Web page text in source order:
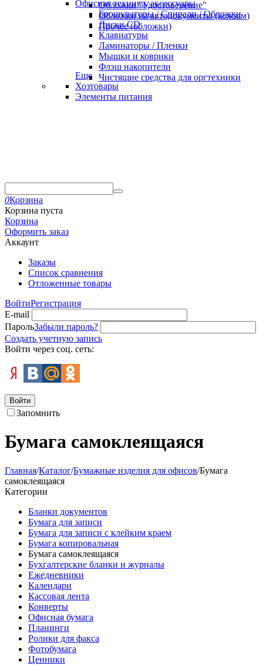
Обложки "Удостоверение"
Обложки на автодокументы (кожзам)
Прочее (обложки)
Офисная техника, аксессуары
Брошураторы / Спирали / Обложки
Диски CD
Клавиатуры
Ламинаторы / Пленки
Мышки и коврики
Флэш накопители
Чистящие средства для оргтехники
Еще
Хозтовары
Элементы питания
0Корзина
Корзина пуста
Корзина
Оформить заказ
Аккаунт
Заказы
Список сравнения
Отложенные товары
ВойтиРегистрация
E-mail
ПарольЗабыли пароль?
Создать учетную запись
Войти через соц. сеть:
Войти
Запомнить
Бумага самоклеящаяся
Главная/Каталог/Бумажные изделия для офисов/Бумага
самоклеящаяся
Категории
Бланки документов
Бумага для записи
Бумага для записи с клейким краем
Бумага копировальная
Бумага самоклеящаяся
Бухгалтерские бланки и журналы
Ежедневники
Календари
Кассовая лента
Конверты
Офисная бумага
Планинги
Ролики для факса
Фотобумага
Ценники